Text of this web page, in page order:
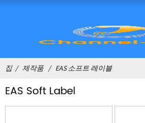
집 제작품 EAS 소프트 레이블
EAS Soft Label